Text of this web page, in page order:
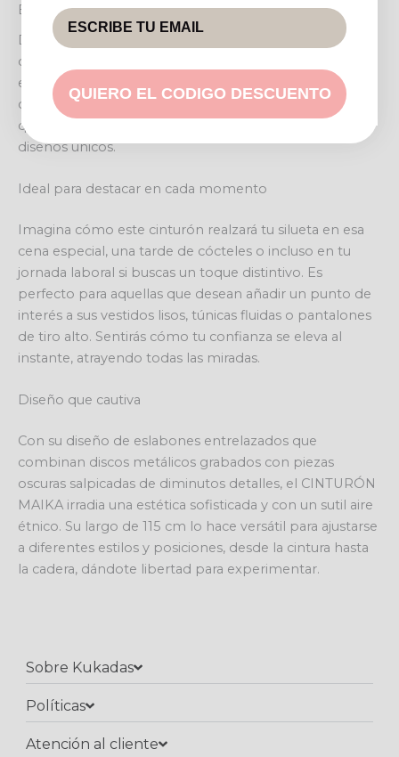
BOHEMIO
Descubre el poder de transformar cualquier conjunto
con un solo accesorio: el CINTURÓN MAIKA. Este
exquisito complemento es mucho más que un simple
cinturón; es una declaración de intenciones, un detalle
que habla de tu personalidad audaz y tu amor por los
diseños únicos.
Ideal para destacar en cada momento
Imagina cómo este cinturón realzará tu silueta en esa
cena especial, una tarde de cócteles o incluso en tu
jornada laboral si buscas un toque distintivo. Es
perfecto para aquellas que desean añadir un punto de
interés a sus vestidos lisos, túnicas fluidas o pantalones
de tiro alto. Sentirás cómo tu confianza se eleva al
instante, atrayendo todas las miradas.
Diseño que cautiva
Con su diseño de eslabones entrelazados que
combinan discos metálicos grabados con piezas
oscuras salpicadas de diminutos detalles, el CINTURÓN
MAIKA irradia una estética sofisticada y con un sutil aire
étnico. Su largo de 115 cm lo hace versátil para ajustarse
a diferentes estilos y posiciones, desde la cintura hasta
la cadera, dándote libertad para experimentar.
Sobre Kukadas
Políticas
Atención al cliente​
QUIERO EL CODIGO DESCUENTO